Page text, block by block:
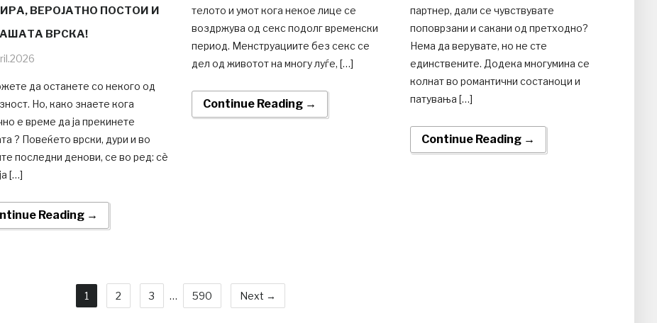
ВЕРОЈАТНО ПОСТОИ И
ВРСКА!
да останете со некого од
Но, како знаете кога
е време да ја прекинете
? Повеќето врски, дури и во
последни денови, се во ред: сè
[…]
Reading →
телото и умот кога некое лице се
воздржува од секс подолг временски
период. Менструациите без секс се
дел од животот на многу луѓе, […]
Continue Reading →
партнер, дали се чувствувате
поповрзани и сакани од претходно?
Нема да верувате, но не сте
единствените. Додека многумина се
колнат во романтични состаноци и
патувања […]
Continue Reading →
1 2 3 … 590 Next →